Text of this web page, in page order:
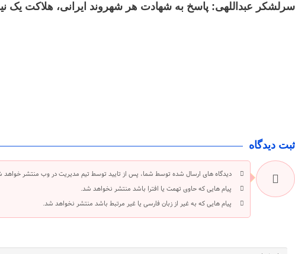
سرلشکر عبداللهی: پاسخ به شهادت هر شهروند ایرانی، هلاکت یک
ثبت دیدگاه
دیدگاه های ارسال شده توسط شما، پس از تایید توسط تیم مدیریت در وب منتشر خواهد
پیام هایی که حاوی تهمت یا افترا باشد منتشر نخواهد شد.
پیام هایی که به غیر از زبان فارسی یا غیر مرتبط باشد منتشر نخواهد شد.